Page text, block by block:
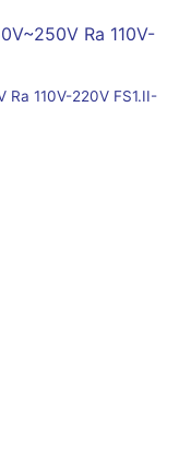
Ra 110V-220V FS1.II-